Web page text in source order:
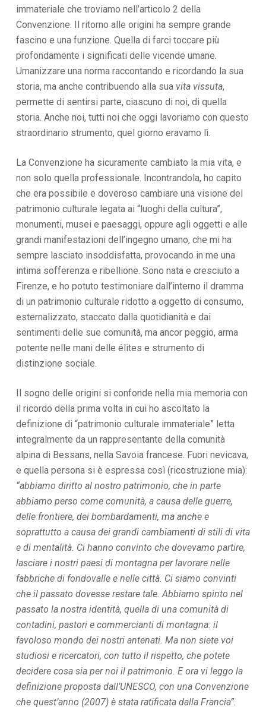
immateriale che troviamo nell’articolo 2 della
Convenzione. Il ritorno alle origini ha sempre grande
fascino e una funzione. Quella di farci toccare più
profondamente i significati delle vicende umane.
Umanizzare una norma raccontando e ricordando la sua
storia, ma anche contribuendo alla sua vita vissuta,
permette di sentirsi parte, ciascuno di noi, di quella
storia. Anche noi, tutti noi che oggi lavoriamo con questo
straordinario strumento, quel giorno eravamo lì.
La Convenzione ha sicuramente cambiato la mia vita, e
non solo quella professionale. Incontrandola, ho capito
che era possibile e doveroso cambiare una visione del
patrimonio culturale legata ai “luoghi della cultura”,
monumenti, musei e paesaggi, oppure agli oggetti e alle
grandi manifestazioni dell’ingegno umano, che mi ha
sempre lasciato insoddisfatta, provocando in me una
intima sofferenza e ribellione. Sono nata e cresciuto a
Firenze, e ho potuto testimoniare dall’interno il dramma
di un patrimonio culturale ridotto a oggetto di consumo,
esternalizzato, staccato dalla quotidianità e dai
sentimenti delle sue comunità, ma ancor peggio, arma
potente nelle mani delle élites e strumento di
distinzione sociale.
Il sogno delle origini si confonde nella mia memoria con
il ricordo della prima volta in cui ho ascoltato la
definizione di “patrimonio culturale immateriale” letta
integralmente da un rappresentante della comunità
alpina di Bessans, nella Savoia francese. Fuori nevicava,
e quella persona si è espressa così (ricostruzione mia):
“abbiamo diritto al nostro patrimonio, che in parte
abbiamo perso come comunità, a causa delle guerre,
delle frontiere, dei bombardamenti, ma anche e
soprattutto a causa dei grandi cambiamenti di stili di vita
e di mentalità. Ci hanno convinto che dovevamo partire,
lasciare i nostri paesi di montagna per lavorare nelle
fabbriche di fondovalle e nelle città. Ci siamo convinti
che il passato dovesse restare tale. Abbiamo spinto nel
passato la nostra identità, quella di una comunità di
contadini, pastori e commercianti di montagna: il
favoloso mondo dei nostri antenati. Ma non siete voi
studiosi e ricercatori, con tutto il rispetto, che potete
decidere cosa sia per noi il patrimonio. E ora vi leggo la
definizione proposta dall’UNESCO, con una Convenzione
che quest’anno (2007) è stata ratificata dalla Francia”.